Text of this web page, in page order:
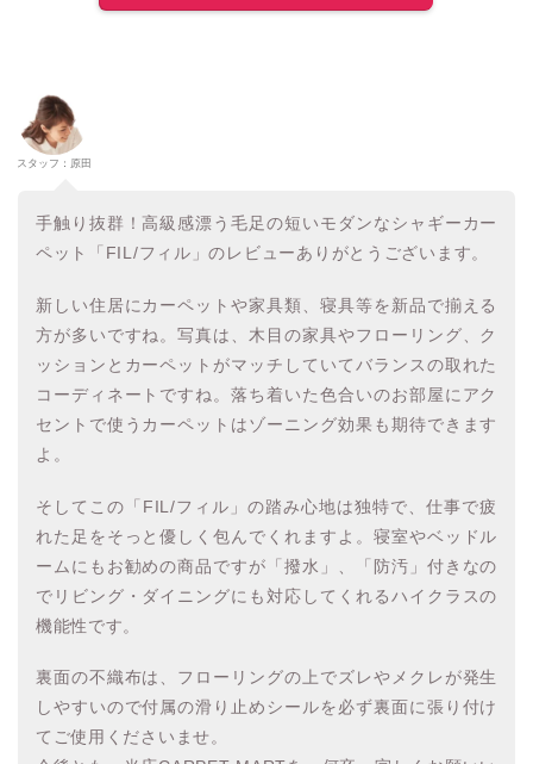
スタッフ：原田
手触り抜群！高級感漂う毛足の短いモダンなシャギーカー
ペット「FIL/フィル」のレビューありがとうございます。
新しい住居にカーペットや家具類、寝具等を新品で揃える
方が多いですね。写真は、木目の家具やフローリング、ク
ッションとカーペットがマッチしていてバランスの取れた
コーディネートですね。落ち着いた色合いのお部屋にアク
セントで使うカーペットはゾーニング効果も期待できます
よ。
そしてこの「FIL/フィル」の踏み心地は独特で、仕事で疲
れた足をそっと優しく包んでくれますよ。寝室やベッドル
ームにもお勧めの商品ですが「撥水」、「防汚」付きなの
でリビング・ダイニングにも対応してくれるハイクラスの
機能性です。
裏面の不織布は、フローリングの上でズレやメクレが発生
しやすいので付属の滑り止めシールを必ず裏面に張り付け
てご使用くださいませ。